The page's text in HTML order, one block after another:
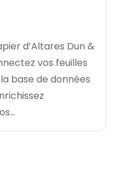
d’Altares Dun &
vos feuilles
base de données